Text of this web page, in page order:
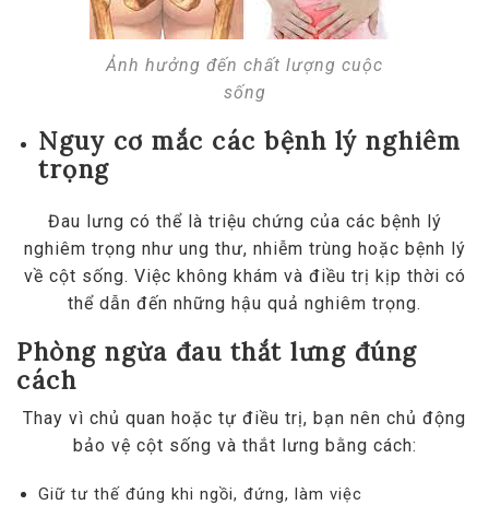
Ảnh hưởng đến chất lượng cuộc
sống
Nguy cơ mắc các bệnh lý nghiêm
trọng
Đau lưng có thể là triệu chứng của các bệnh lý
nghiêm trọng như ung thư, nhiễm trùng hoặc bệnh lý
về cột sống. Việc không khám và điều trị kịp thời có
thể dẫn đến những hậu quả nghiêm trọng.
Phòng ngừa đau thắt lưng đúng
cách
Thay vì chủ quan hoặc tự điều trị, bạn nên chủ động
bảo vệ cột sống và thắt lưng bằng cách:
Giữ tư thế đúng khi ngồi, đứng, làm việc